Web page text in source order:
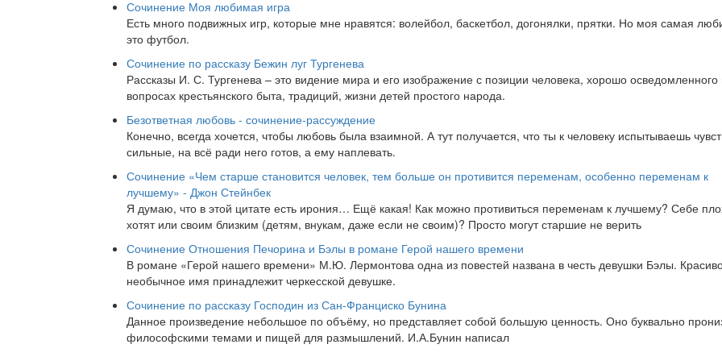
Сочинение Моя любимая игра
Есть много подвижных игр, которые мне нравятся: волейбол, баскетбол, догонялки, прятки. Но моя самая
это футбол.
Сочинение по рассказу Бежин луг Тургенева
Рассказы И. С. Тургенева – это видение мира и его изображение с позиции человека, хорошо осведомленного
вопросах крестьянского быта, традиций, жизни детей простого народа.
Безответная любовь - сочинение-рассуждение
Конечно, всегда хочется, чтобы любовь была взаимной. А тут получается, что ты к человеку испытываешь
сильные, на всё ради него готов, а ему наплевать.
Сочинение «Чем старше становится человек, тем больше он противится переменам, особенно переменам к
лучшему» - Джон Стейнбек
Я думаю, что в этой цитате есть ирония… Ещё какая! Как можно противиться переменам к лучшему? Себе
хотят или своим близким (детям, внукам, даже если не своим)? Просто могут старшие не верить
Сочинение Отношения Печорина и Бэлы в романе Герой нашего времени
В романе «Герой нашего времени» М.Ю. Лермонтова одна из повестей названа в честь девушки Бэлы.
необычное имя принадлежит черкесской девушке.
Сочинение по рассказу Господин из Сан-Франциско Бунина
Данное произведение небольшое по объёму, но представляет собой большую ценность. Оно буквально
философскими темами и пищей для размышлений. И.А.Бунин написал